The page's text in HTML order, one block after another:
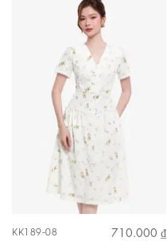
KK189-08
710.000 ₫